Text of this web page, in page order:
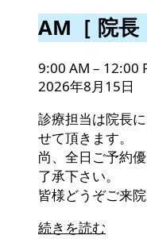
AM［
院
長
］
AM［ 院長
9:00 AM – 12:00
2026年8月15日
診療担当は院長
せて頂きます。
尚、全日ご予約
了承下さい。
皆様どうぞご来
続きを読む